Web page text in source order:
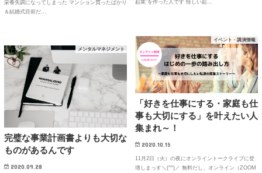
起業”を作った人です 怪しい起…
栄養失調になってしまった マンション買ったばかり
＆結婚式目前だ…
イベント・講演情報
「好きを仕事にする・家庭も仕
事も大切にする」を叶えたい人
集まれ～！
2020.10.15
11月2日（火）の夜にオンライントークライブに登
壇しまっす＼(^^)／ 無料だし、オンライン（ZOOM
メンタルマネジメント
完璧な事業計画書よりも大切な
ものがあるんです
2020.09.28